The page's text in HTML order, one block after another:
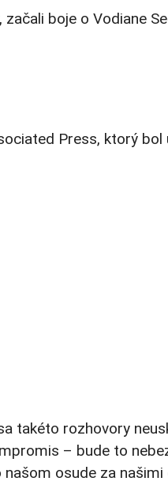
boje o Vodiane
Press, ktorý bol
takéto rozhovory
– bude to
osude za